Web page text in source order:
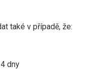
také v případě, že:
dny